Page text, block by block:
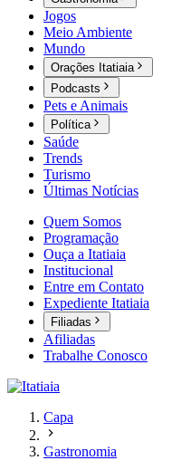
Jogos
Meio Ambiente
Mundo
Orações Itatiaia
Podcasts
Pets e Animais
Política
Saúde
Trends
Turismo
Últimas Notícias
Quem Somos
Programação
Ouça a Itatiaia
Institucional
Entre em Contato
Expediente Itatiaia
Filiadas
Afiliadas
Trabalhe Conosco
Capa
Gastronomia